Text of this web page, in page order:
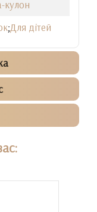
кулон
;Для дітей